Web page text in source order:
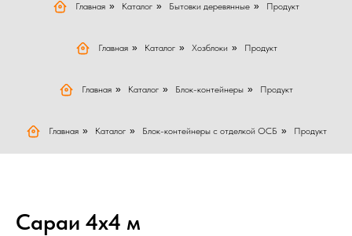
Главная » Каталог » Бытовки деревянные » Продукт
Главная » Каталог » Хозблоки » Продукт
Главная » Каталог » Блок-контейнеры » Продукт
Главная » Каталог » Блок-контейнеры с отделкой ОСБ » Продукт
Сараи 4х4 м